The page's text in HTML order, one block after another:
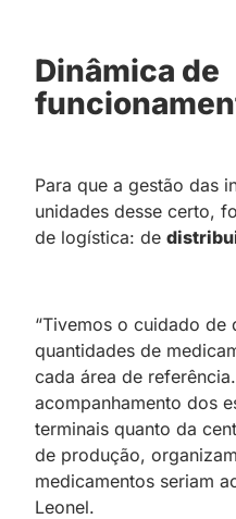
Dinâmica de
Para que a gestão das
unidades desse certo,
de logística: de
“Tivemos o cuidado
quantidades de
cada área de
acompanhamento dos
terminais quanto da
de produção,
medicamentos seriam
Leonel.